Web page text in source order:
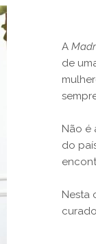
A
de
Não é
do
Nesta